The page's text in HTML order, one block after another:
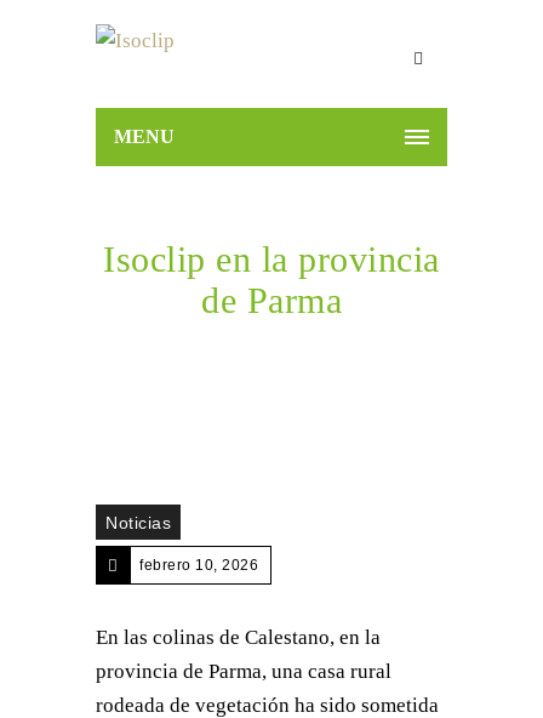
MENU
Isoclip en la provincia
de Parma
Noticias
febrero 10, 2026
En las colinas de Calestano, en la
provincia de Parma, una casa rural
rodeada de vegetación ha sido sometida